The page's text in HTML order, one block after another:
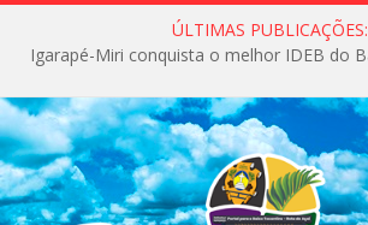
ÚLTIMAS PUBLICAÇÕES: